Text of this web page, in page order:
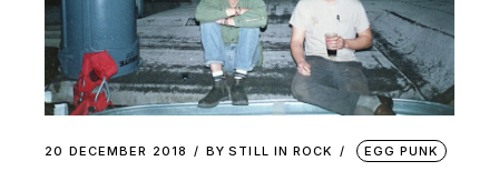
20 DECEMBER 2018 BY STILL IN ROCK
EGG PUNK